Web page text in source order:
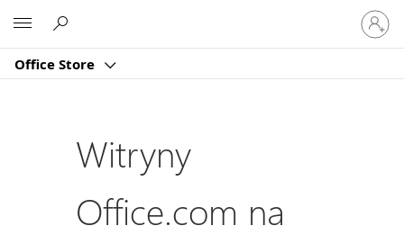
Office Store
Zaloguj
się
do
konta
Witryny
Office.com na